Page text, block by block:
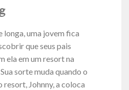
longa, uma jovem fica
que seus pais
ela em um resort na
Sua sorte muda quando o
resort, Johnny, a coloca